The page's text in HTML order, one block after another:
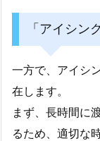
「アイシン
一方で、アイシ
在します。
まず、長時間に
るため、適切な